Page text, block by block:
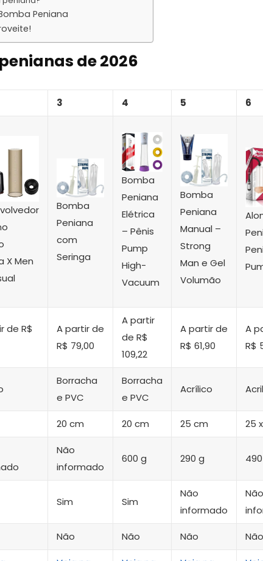
Peniana
de 2026
3 4 5 6
X Men
Bomba
Peniana
com
Seringa
Bomba
Peniana
Elétrica
– Pênis
Pump
High-
Vacuum
Bomba
Peniana
Manual –
Strong
Man e Gel
Volumão
de R$
A partir de
R$ 79,00
A partir
de R$
109,22
A partir de
R$ 61,90
A
R$
Borracha
e PVC
Borracha
e PVC
Acrílico
20 cm 20 cm 25 cm 25
Não
informado
600 g 290 g
Sim Sim
Não
informado
Não
Não Não Não Não